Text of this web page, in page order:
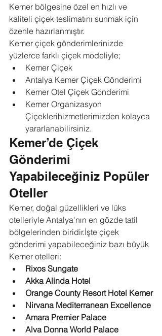
Kemer bölgesine özel en hızlı ve
kaliteli çiçek teslimatını sunmak için
özenle hazırlanmıştır.
Kemer çiçek gönderimlerinizde
yüzlerce farklı çiçek modeliyle;
Kemer Çiçek
Antalya Kemer Çiçek Gönderimi
Kemer Otel Çiçek Gönderimi
Kemer Organizasyon
Çiçeklerihizmetlerimizden kolayca
yararlanabilirsiniz.
Kemer’de Çiçek
Gönderimi
Yapabileceğiniz Popüler
Oteller
Kemer, doğal güzellikleri ve lüks
otelleriyle Antalya'nın en gözde tatil
bölgelerinden biridir.İşte çiçek
gönderimi yapabileceğiniz bazı büyük
Kemer otelleri:
Rixos Sungate
Akka Alinda Hotel
Orange County Resort Hotel Kemer
Nirvana Mediterranean Excellence
Amara Premier Palace
Alva Donna World Palace